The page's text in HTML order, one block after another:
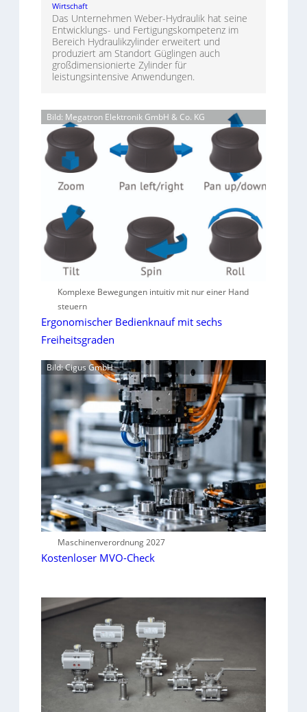
Wirtschaft
Das Unternehmen Weber-Hydraulik hat seine
Entwicklungs- und Fertigungskompetenz im
Bereich Hydraulikzylinder erweitert und
produziert am Standort Güglingen auch
großdimensionierte Zylinder für
leistungsintensive Anwendungen.
Bild: Megatron Elektronik GmbH & Co. KG
Komplexe Bewegungen intuitiv mit nur einer Hand
steuern
Ergonomischer Bedienknauf mit sechs
Freiheitsgraden
Bild: Cigus GmbH
Maschinenverordnung 2027
Kostenloser MVO-Check